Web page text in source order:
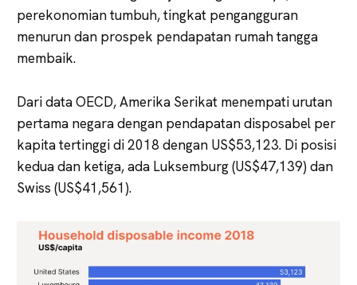
perekonomian tumbuh, tingkat pengangguran
menurun dan prospek pendapatan rumah tangga
membaik.
Dari data OECD, Amerika Serikat menempati urutan
pertama negara dengan pendapatan disposabel per
kapita tertinggi di 2018 dengan US$53,123. Di posisi
kedua dan ketiga, ada Luksemburg (US$47,139) dan
Swiss (US$41,561).